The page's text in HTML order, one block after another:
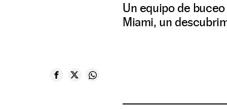
Un equipo de
Miami, un